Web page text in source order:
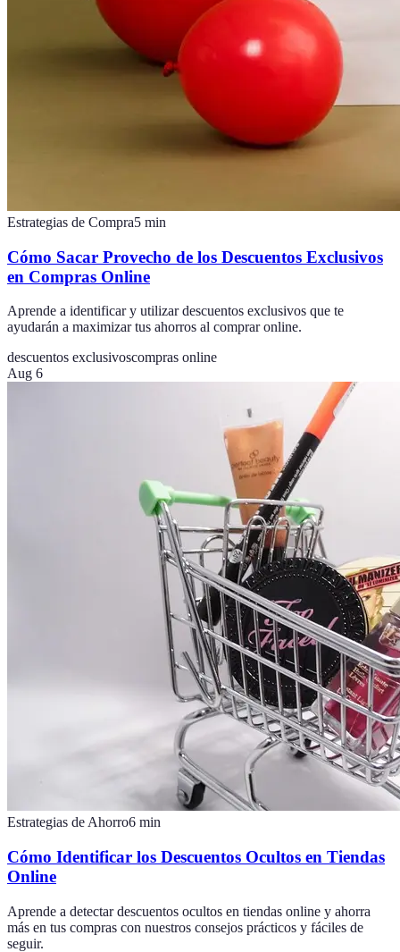
Estrategias de Compra5 min
Cómo Sacar Provecho de los Descuentos Exclusivos
en Compras Online
Aprende a identificar y utilizar descuentos exclusivos que te
ayudarán a maximizar tus ahorros al comprar online.
descuentos exclusivoscompras online
Aug 6
Estrategias de Ahorro6 min
Cómo Identificar los Descuentos Ocultos en Tiendas
Online
Aprende a detectar descuentos ocultos en tiendas online y ahorra
más en tus compras con nuestros consejos prácticos y fáciles de
seguir.